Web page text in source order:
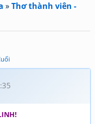
»Thơ thành viên -